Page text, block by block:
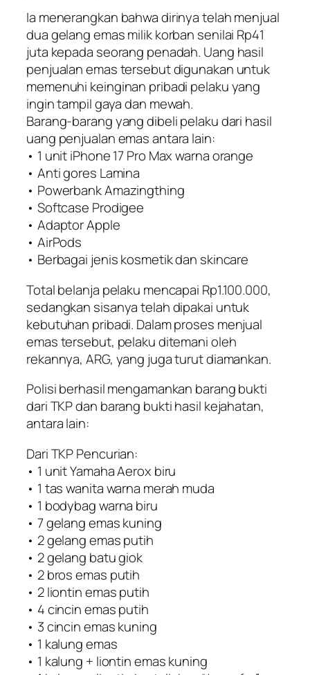
Ia menerangkan bahwa dirinya telah menjual
dua gelang emas milik korban senilai Rp41
juta kepada seorang penadah. Uang hasil
penjualan emas tersebut digunakan untuk
memenuhi keinginan pribadi pelaku yang
ingin tampil gaya dan mewah.
Barang-barang yang dibeli pelaku dari hasil
uang penjualan emas antara lain:
• 1 unit iPhone 17 Pro Max warna orange
• Anti gores Lamina
• Powerbank Amazingthing
• Softcase Prodigee
• Adaptor Apple
• AirPods
• Berbagai jenis kosmetik dan skincare
Total belanja pelaku mencapai Rp1.100.000,
sedangkan sisanya telah dipakai untuk
kebutuhan pribadi. Dalam proses menjual
emas tersebut, pelaku ditemani oleh
rekannya, ARG, yang juga turut diamankan.
Polisi berhasil mengamankan barang bukti
dari TKP dan barang bukti hasil kejahatan,
antara lain:
Dari TKP Pencurian:
• 1 unit Yamaha Aerox biru
• 1 tas wanita warna merah muda
• 1 bodybag warna biru
• 7 gelang emas kuning
• 2 gelang emas putih
• 2 gelang batu giok
• 2 bros emas putih
• 2 liontin emas putih
• 4 cincin emas putih
• 3 cincin emas kuning
• 1 kalung emas
• 1 kalung + liontin emas kuning